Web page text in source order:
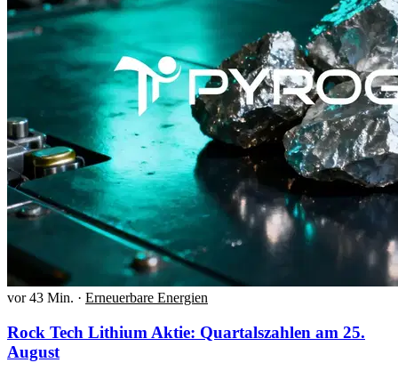
vor 43 Min. · Erneuerbare Energien
Rock Tech Lithium Aktie: Quartalszahlen am 25.
August